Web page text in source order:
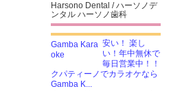
Harsono Dental / ハーソノデ
ンタル ハーソノ歯科
安い！ 楽し
い！年中無休で
毎日営業中！！
クパティーノでカラオケなら
Gamba K...